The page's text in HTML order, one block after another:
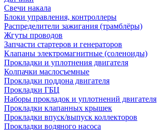
Свечи накала
Блоки управления, контроллеры
Распределители зажигания (трамблёры)
Жгуты проводов
Запчасти стартеров и генераторов
Клапаны электромагнитные (соленоиды)
Прокладки и уплотнения двигателя
Колпачки маслосъемные
Прокладки поддона двигателя
Прокладки ГБЦ
Наборы прокладок и уплотнений двигателя
Прокладки клапанных крышек
Прокладки впуск/выпуск коллекторов
Прокладки водяного насоса